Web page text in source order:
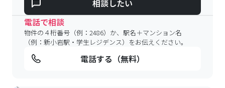
相談したい
電話で相談
物件の４桁番号（例：2486）か、駅名＋マンション名
（例：新小岩駅・学生レジデンス）をお伝えください。
電話する（無料）